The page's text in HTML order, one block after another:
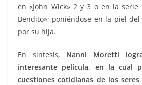
en «John Wick» 2 y 3 o en la serie
Bendito»; poniéndose en la piel
por su hija.
En síntesis, Nanni Moretti
interesante película, en la cual
cuestiones cotidianas de los